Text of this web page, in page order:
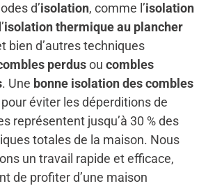
d’isolation, comme l’isolation
isolation thermique au plancher
bien d’autres techniques
perdusoucombles
. Une bonne isolation des combles
éviter les déperditions de
représentent jusqu’à 30 % des
totales de la maison. Nous
un travail rapide et efficace,
de profiter d’une maison